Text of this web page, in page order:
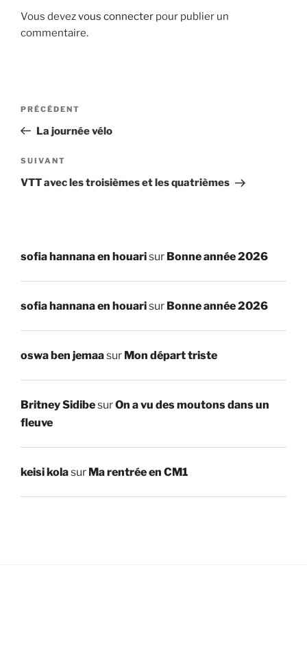
Vous devezvous connecter pour publier un
commentaire.
Navigation
l’article
Article
précédent
PRÉCÉDENT
La journée vélo
Article
suivant
SUIVANT
VTT avec les troisièmes et les quatrièmes
sofia hannana en houarisur Bonne année 2026
sofia hannana en houarisur Bonne année 2026
oswa ben jemaasur Mon départ triste
Britney SidibesurOn a vu des moutons dans un
fleuve
keisi kolasur Ma rentrée en CM1